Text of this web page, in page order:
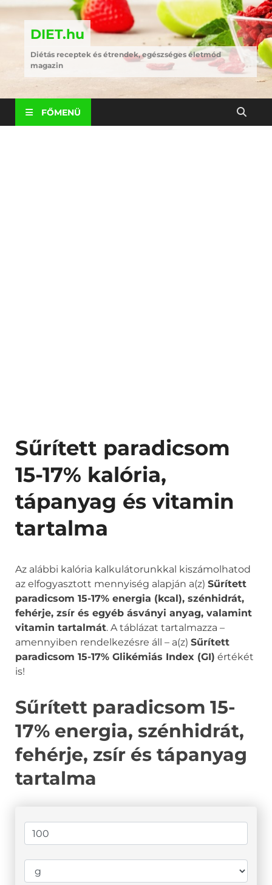
DIET.hu
Diétás receptek és étrendek, egészséges életmód
magazin
FŐMENÜ
Sűrített paradicsom
15-17% kalória,
tápanyag és vitamin
tartalma
Az alábbi kalória kalkulátorunkkal kiszámolhatod
az elfogyasztott mennyiség alapján a(z) Sűrített
paradicsom 15-17% energia (kcal), szénhidrát,
fehérje, zsír és egyéb ásványi anyag, valamint
vitamin tartalmát. A táblázat tartalmazza –
amennyiben rendelkezésre áll – a(z) Sűrített
paradicsom 15-17% Glikémiás Index (GI) értékét
is!
Sűrített paradicsom 15-
17% energia, szénhidrát,
fehérje, zsír és tápanyag
tartalma